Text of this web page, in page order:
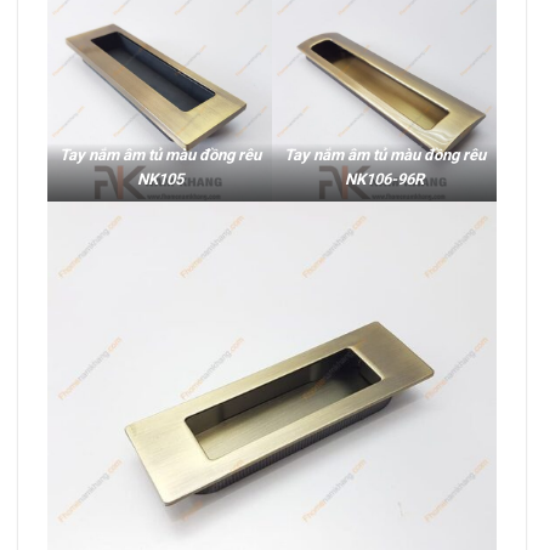
Tay nắm âm tủ màu đồng rêu
NK105
Tay nắm âm tủ màu đồng rêu
NK106-96R